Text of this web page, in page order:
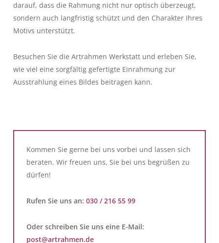
darauf, dass die Rahmung nicht nur optisch überzeugt,
sondern auch langfristig schützt und den Charakter Ihres
Motivs unterstützt.
Besuchen Sie die Artrahmen Werkstatt und erleben Sie,
wie viel eine sorgfältig gefertigte Einrahmung zur
Ausstrahlung eines Bildes beitragen kann.
Kommen Sie gerne bei uns vorbei und lassen sich
beraten. Wir freuen uns, Sie bei uns begrüßen zu
dürfen!
Rufen Sie uns an: 030 / 216 55 99
Oder schreiben Sie uns eine E-Mail:
post@artrahmen.de